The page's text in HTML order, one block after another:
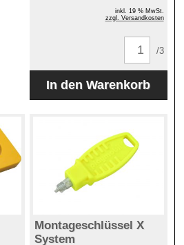
inkl. 19 % MwSt.
zzgl. Versandkosten
/3
Montageschlüssel X
System